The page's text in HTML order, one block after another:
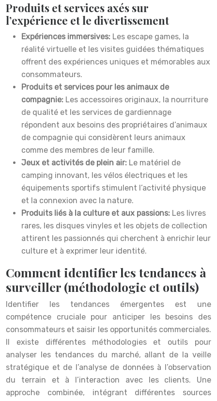
Produits et services axés sur
l’expérience et le divertissement
Expériences immersives: Les escape games, la
réalité virtuelle et les visites guidées thématiques
offrent des expériences uniques et mémorables aux
consommateurs.
Produits et services pour les animaux de
compagnie: Les accessoires originaux, la nourriture
de qualité et les services de gardiennage
répondent aux besoins des propriétaires d’animaux
de compagnie qui considèrent leurs animaux
comme des membres de leur famille.
Jeux et activités de plein air: Le matériel de
camping innovant, les vélos électriques et les
équipements sportifs stimulent l’activité physique
et la connexion avec la nature.
Produits liés à la culture et aux passions: Les livres
rares, les disques vinyles et les objets de collection
attirent les passionnés qui cherchent à enrichir leur
culture et à exprimer leur identité.
Comment identifier les tendances à
surveiller (méthodologie et outils)
Identifier les tendances émergentes est une
compétence cruciale pour anticiper les besoins des
consommateurs et saisir les opportunités commerciales.
Il existe différentes méthodologies et outils pour
analyser les tendances du marché, allant de la veille
stratégique et de l’analyse de données à l’observation
du terrain et à l’interaction avec les clients. Une
approche combinée, intégrant différentes sources